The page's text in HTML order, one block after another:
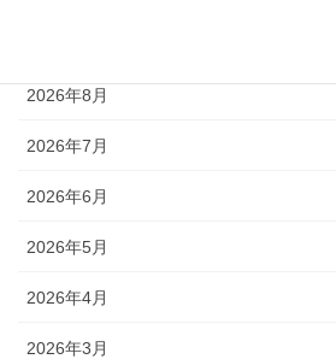
2026年8月
2026年7月
2026年6月
2026年5月
2026年4月
2026年3月